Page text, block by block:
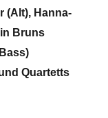
(Alt), Hanna-
Bruns
Quartetts